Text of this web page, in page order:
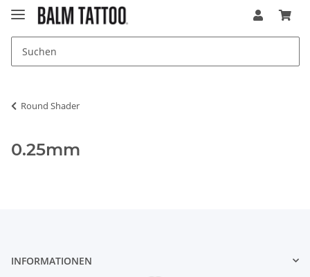
Round Shader
0.25mm
INFORMATIONEN